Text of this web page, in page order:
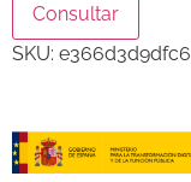
Consultar
SKU: e366d3d9dfc6